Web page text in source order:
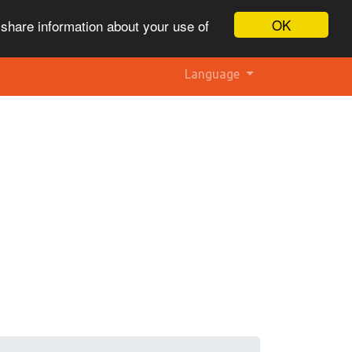
OK
information about your use of
Language